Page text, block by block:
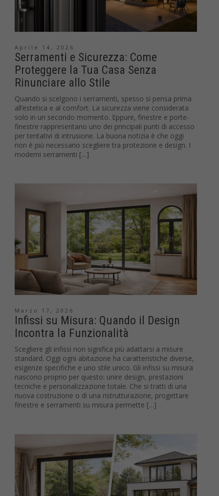
Aprile 14, 2026
Serramenti e Sicurezza: Come
Proteggere la Tua Casa Senza
Rinunciare allo Stile
Quando si scelgono i serramenti, spesso si pensa prima
all’estetica e al comfort. La sicurezza viene considerata
solo in un secondo momento. Eppure, finestre e porte-
finestre rappresentano uno dei principali punti di accesso
per tentativi di intrusione. La buona notizia è che oggi
non è più necessario scegliere tra protezione e design. I
moderni serramenti […]
Marzo 17, 2026
Infissi su Misura: Quando il Design
Incontra la Funzionalità
Scegliere gli infissi non significa più adattarsi a misure
standard. Oggi ogni abitazione ha caratteristiche diverse,
esigenze specifiche e uno stile unico. Gli infissi su misura
nascono proprio per questo: unire design, prestazioni
tecniche e personalizzazione totale. Che si tratti di una
nuova costruzione o di una ristrutturazione, progettare
finestre e serramenti su misura permette […]